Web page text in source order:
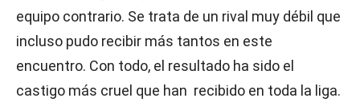
equipo contrario. Se trata de un rival muy débil que
incluso pudo recibir más tantos en este
encuentro. Con todo, el resultado ha sido el
castigo más cruel que han recibido en toda la liga.